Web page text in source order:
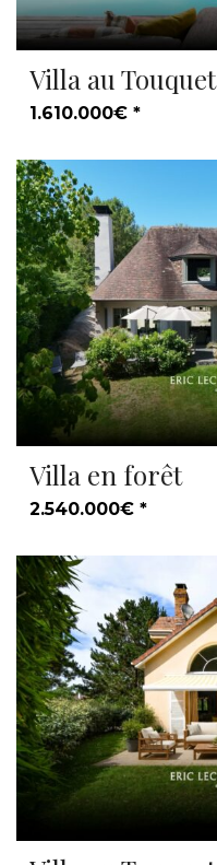
Villa au Touquet
1.610.000€ *
Villa en forêt
2.540.000€ *